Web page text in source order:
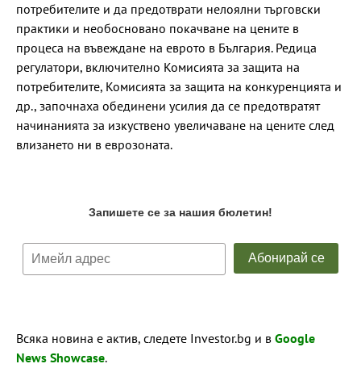
потребителите и да предотврати нелоялни търговски
практики и необосновано покачване на цените в
процеса на въвеждане на еврото в България. Редица
регулатори, включително Комисията за защита на
потребителите, Комисията за защита на конкуренцията и
др., започнаха обединени усилия да се предотвратят
начинанията за изкуствено увеличаване на цените след
влизането ни в еврозоната.
Всяка новина е актив, следете Investor.bg и в Google
News Showcase.